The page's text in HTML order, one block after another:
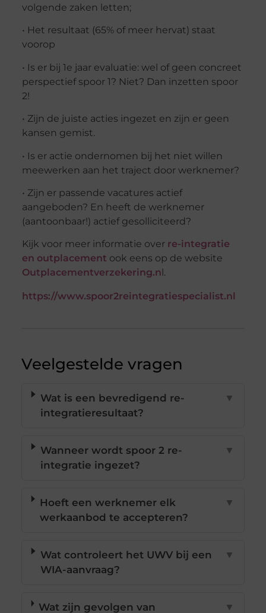
volgende zaken letten;
• Het resultaat (65% of meer hervat) staat
voorop
• Is er bij 1e jaar evaluatie: wel of geen concreet
perspectief spoor 1? Niet? Dan inzetten spoor
2!
• Zijn de juiste acties ingezet en zijn er geen
kansen gemist.
• Is er actie ondernomen bij het niet willen
meewerken aan het traject door werknemer?
• Zijn er passende vacatures actief
aangeboden? En heeft de werknemer
(aantoonbaar!) actief gesolliciteerd?
Kijk voor meer informatie over re-integratie
en outplacement ook eens op de website
Outplacementverzekering.n l.
https://www.spoor2reintegratiespecialist.nl
Veelgestelde vragen
Wat is een bevredigend re-
integratieresultaat?
▼
Wanneer wordt spoor 2 re-
integratie ingezet?
▼
Hoeft een werknemer elk
werkaanbod te accepteren?
▼
Wat controleert het UWV bij een
WIA-aanvraag?
▼
Wat zijn gevolgen van ▼